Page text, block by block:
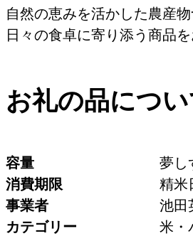
自然の恵みを活かした農産物
日々の食卓に寄り添う商品を
お礼の品につ
容量
夢し
消費期限
精米
事業者
池田
カテゴリー
米・